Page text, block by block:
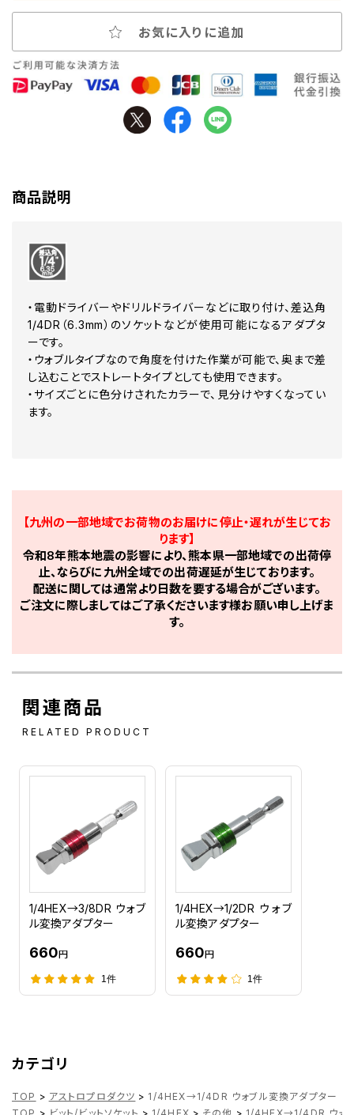
お気に入りに追加
商品説明
・電動ドライバーやドリルドライバーなどに取り付け、差込角
1/4DR（6.3mm）のソケットなどが使用可能になるアダプタ
ーです。
・ウォブルタイプなので角度を付けた作業が可能で、奥まで差
し込むことでストレートタイプとしても使用できます。
・サイズごとに色分けされたカラーで、見分けやすくなってい
ます。
【九州の一部地域でお荷物のお届けに停止・遅れが生じてお
ります】
令和8年熊本地震の影響により、熊本県一部地域での出荷停
止、ならびに九州全域での出荷遅延が生じております。
配送に関しては通常より日数を要する場合がございます。
ご注文に際しましてはご了承くださいます様お願い申し上げま
す。
関連商品
RELATED PRODUCT
1/4HEX→3/8DR ウォブ
ル変換アダプター
660円
1件
1/4HEX→1/2DR ウォブ
ル変換アダプター
660円
1件
カテゴリ
TOP > アストロプロダクツ > 1/4HEX→1/4DR ウォブル変換アダプター